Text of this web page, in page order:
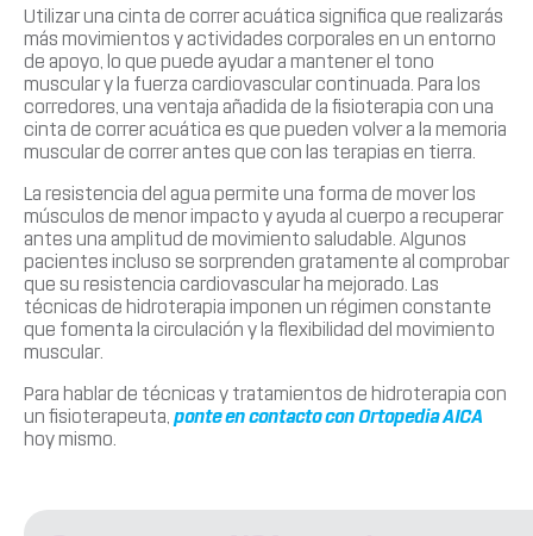
Utilizar una cinta de correr acuática significa que realizarás
más movimientos y actividades corporales en un entorno
de apoyo, lo que puede ayudar a mantener el tono
muscular y la fuerza cardiovascular continuada. Para los
corredores, una ventaja añadida de la fisioterapia con una
cinta de correr acuática es que pueden volver a la memoria
muscular de correr antes que con las terapias en tierra.
La resistencia del agua permite una forma de mover los
músculos de menor impacto y ayuda al cuerpo a recuperar
antes una amplitud de movimiento saludable. Algunos
pacientes incluso se sorprenden gratamente al comprobar
que su resistencia cardiovascular ha mejorado. Las
técnicas de hidroterapia imponen un régimen constante
que fomenta la circulación y la flexibilidad del movimiento
muscular.
Para hablar de técnicas y tratamientos de hidroterapia con
un fisioterapeuta, ponte en contacto con Ortopedia AICA
hoy mismo.